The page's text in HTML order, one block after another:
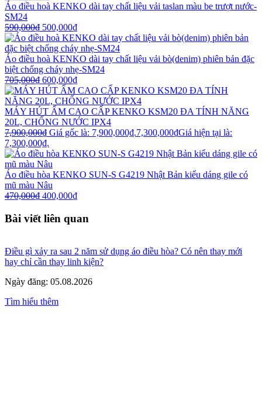
Áo điều hoà KENKO dài tay chất liệu vải taslan màu be trượt nước-
SM24
590,000₫ 500,000₫
Áo điều hoà KENKO dài tay chất liệu vải bò(denim) phiên bản đặc
biệt chống cháy nhẹ-SM24
705,000₫ 600,000₫
MÁY HÚT ẨM CAO CẤP KENKO KSM20 ĐA TÍNH NĂNG
20L, CHỐNG NƯỚC IPX4
7,900,000₫ Giá gốc là: 7,900,000₫.7,300,000₫Giá hiện tại là:
7,300,000₫.
Áo điều hòa KENKO SUN-S G4219 Nhật Bản kiểu dáng gile có
mũ màu Nâu
470,000₫ 400,000₫
Bài viết liên quan
Điều gì xảy ra sau 2 năm sử dụng áo điều hòa? Có nên thay mới
hay chỉ cần thay linh kiện?
Ngày đăng: 05.08.2026
Tìm hiểu thêm